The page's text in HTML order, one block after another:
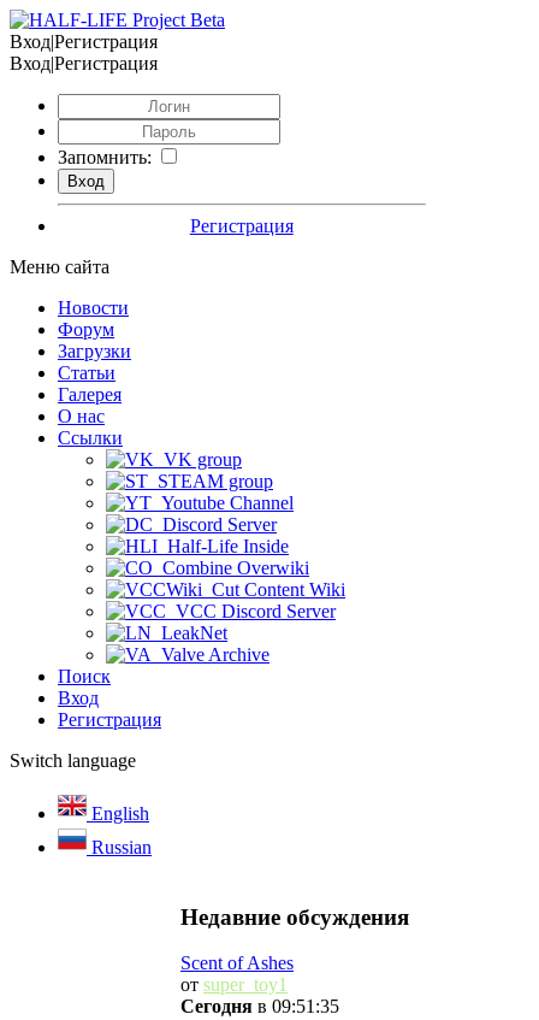
Вход|Регистрация
Вход|Регистрация
Запомнить:
Регистрация
Меню сайта
Новости
Форум
Загрузки
Статьи
Галерея
О нас
Ссылки
VK group
STEAM group
Youtube Channel
Discord Server
Half-Life Inside
Combine Overwiki
Cut Content Wiki
VCC Discord Server
LeakNet
Valve Archive
Поиск
Вход
Регистрация
Switch language
English
Russian
Недавние обсуждения
Scent of Ashes
от super_toy1
Сегодня в 09:51:35